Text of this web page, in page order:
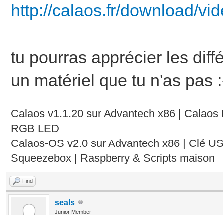
http://calaos.fr/download/
tu pourras apprécier les
un matériel que tu n'as pas
Calaos v1.1.20 sur Advantech x86 |
RGB LED
Calaos-OS v2.0 sur Advantech x86 | Clé
Squeezebox | Raspberry & Scripts maison
Find
seals
Junior Member